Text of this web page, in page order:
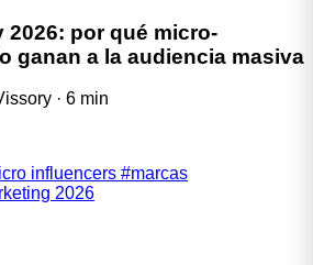
2026: por qué micro-
ganan a la audiencia masiva
· 6 min
influencers #marcas
2026